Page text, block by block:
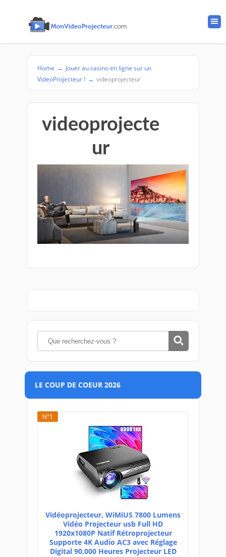
Home → Jouer au casino en ligne sur un
VideoProjecteur ! → videoprojecteur
videoprojecte
ur
LE COUP DE COEUR 2026
N°1
Vidéoprojecteur, WiMiUS 7800 Lumens
Vidéo Projecteur usb Full HD
1920x1080P Natif Rétroprojecteur
Supporte 4K Audio AC3 avec Réglage
Digital 90,000 Heures Projecteur LED